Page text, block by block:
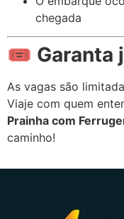
chegada
🎟️ Garanta
As vagas são
Viaje com quem
Prainha com
caminho!